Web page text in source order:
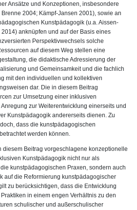
Ansätze und Konzeptionen, insbesondere
2004; Kämpf-Jansen 2001), sowie an
Kunstpädagogik (u.a. Aissen-
anknüpfen und auf der Basis eines
Perspektivwechsels solche
auf diesem Weg stellen eine
die didaktische Adressierung der
und Gemeinsamkeit und die fachlich
mit den individuellen und kollektiven
dar. Die in diesem Beitrag
zur Umsetzung einer inklusiven
zur Weiterentwicklung einerseits und
Kunstpädagogik andererseits dienen. Zu
dass die kunstpädagogischen
werden können.
diesem Beitrag vorgeschlagene konzeptionelle
Kunstpädagogik nicht nur als
kunstpädagogischen Praxen, sondern auch
auf die Reformierung kunstpädagogischer
zu berücksichtigen, dass die Entwicklung
in einem engen Verhältnis zu den
schulischer und außerschulischer